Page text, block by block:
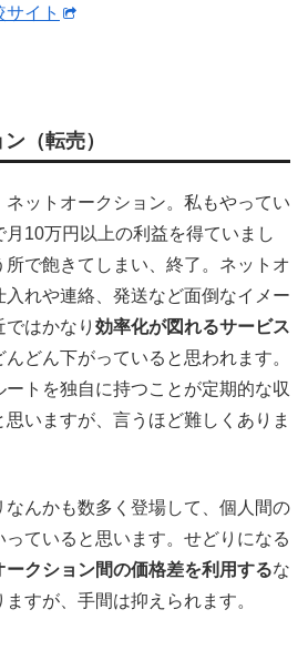
イト
（転売）
ットオークション。私もやってい
月10万円以上の利益を得ていまし
で飽きてしまい、終了。ネットオ
れや連絡、発送など面倒なイメー
はかなり 効率化が図れるサービス
どん下がっていると思われます。
トを独自に持つことが定期的な収
いますが、言うほど難しくありま
んかも数多く登場して、個人間の
ていると思います。せどりになる
ークション間の価格差を利用するな
すが、手間は抑えられます。